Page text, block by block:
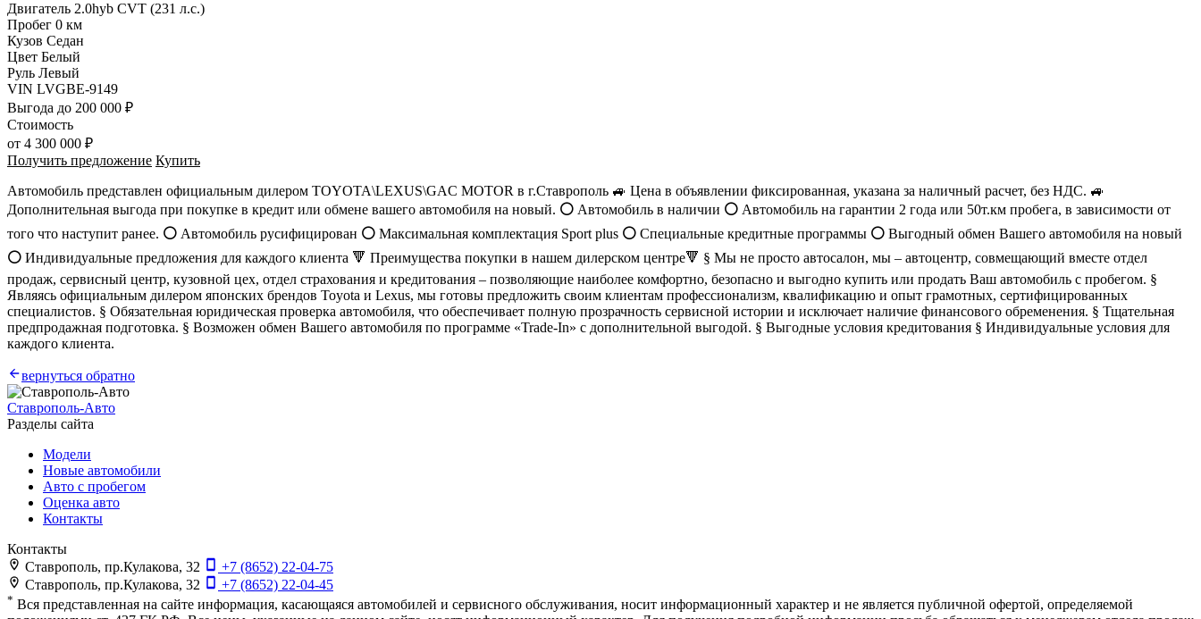
Двигатель 2.0hyb CVT (231 л.с.)
Пробег 0 км
Кузов Седан
Цвет Белый
Руль Левый
VIN LVGBE-9149
Выгода до 200 000 ₽
Стоимость
от 4 300 000 ₽
Получить предложение Купить
Автомобиль представлен официальным дилером TOYOTA\LEXUS\GAC MOTOR в г.Ставрополь 🚙 Цена в объявлении фиксированная, указана за наличный расчет, без НДС. 🚙
Дополнительная выгода при покупке в кредит или обмене вашего автомобиля на новый. ⚪️ Автомобиль в наличии ⚪️ Автомобиль на гарантии 2 года или 50т.км пробега, в зависимости от
того что наступит ранее. ⚪️ Автомобиль русифицирован ⚪️ Максимальная комплектация Sport plus ⚪️ Специальные кредитные программы ⚪️ Выгодный обмен Вашего автомобиля на новый
⚪️ Индивидуальные предложения для каждого клиента 🔻 Преимущества покупки в нашем дилерском центре🔻 § Мы не просто автосалон, мы – автоцентр, совмещающий вместе отдел
продаж, сервисный центр, кузовной цех, отдел страхования и кредитования – позволяющие наиболее комфортно, безопасно и выгодно купить или продать Ваш автомобиль с пробегом. §
Являясь официальным дилером японских брендов Тоyоtа и Lехus, мы готовы предложить своим клиентам профессионализм, квалификацию и опыт грамотных, сертифицированных
специалистов. § Обязательная юридическая проверка автомобиля, что обеспечивает полную прозрачность сервисной истории и исключает наличие финансового обременения. § Тщательная
предпродажная подготовка. § Возможен обмен Вашего автомобиля по программе «Trade-In» с дополнительной выгодой. § Выгодные условия кредитования § Индивидуальные условия для
каждого клиента.
вернуться обратно
Ставрополь-Авто
Разделы сайта
Модели
Новые автомобили
Авто с пробегом
Оценка авто
Контакты
Контакты
Ставрополь, пр.Кулакова, 32
+7 (8652) 22-04-75
Ставрополь, пр.Кулакова, 32
+7 (8652) 22-04-45
* Вся представленная на сайте информация, касающаяся автомобилей и сервисного обслуживания, носит информационный характер и не является публичной офертой, определяемой